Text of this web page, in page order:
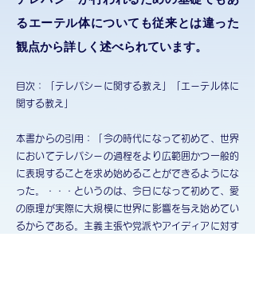
るエーテル体についても従来とは違った
観点から詳しく述べられています。
目次：「テレパシーに関する教え」「エーテル体に
関する教え」
本書からの引用：「今の時代になって初めて、世界
においてテレパシーの過程をより広範囲かつ一般的
に表現することを求め始めることができるようにな
った。・・・というのは、今日になって初めて、愛
の原理が実際に大規模に世界に影響を与え始めてい
るからである。主義主張や党派やアイディアに対す